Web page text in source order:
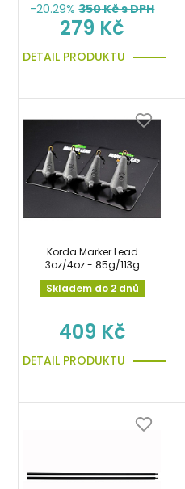
-20.29% 350Kč s DPH
279 Kč
DETAIL PRODUKTU
Korda Marker Lead
3oz/4oz - 85g/113g
sada markerových
olov
Skladem do 2 dnů
409 Kč
DETAIL PRODUKTU